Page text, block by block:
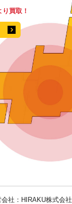
買取！
社： HIRAKU株式会社